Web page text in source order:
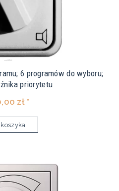
6 programów do wyboru;
priorytetu
zł *
koszyka